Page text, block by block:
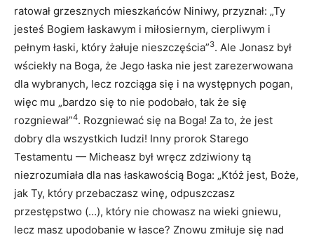
ratował grzesznych mieszkańców Niniwy, przyznał: „Ty
jesteś Bogiem łaskawym i miłosiernym, cierpliwym i
pełnym łaski, który żałuje nieszczęścia”3. Ale Jonasz był
wściekły na Boga, że Jego łaska nie jest zarezerwowana
dla wybranych, lecz rozciąga się i na występnych pogan,
więc mu „bardzo się to nie podobało, tak że się
rozgniewał”4. Rozgniewać się na Boga! Za to, że jest
dobry dla wszystkich ludzi! Inny prorok Starego
Testamentu — Micheasz był wręcz zdziwiony tą
niezrozumiała dla nas łaskawością Boga: „Któż jest, Boże,
jak Ty, który przebaczasz winę, odpuszczasz
przestępstwo (…), który nie chowasz na wieki gniewu,
lecz masz upodobanie w łasce? Znowu zmiłuje się nad